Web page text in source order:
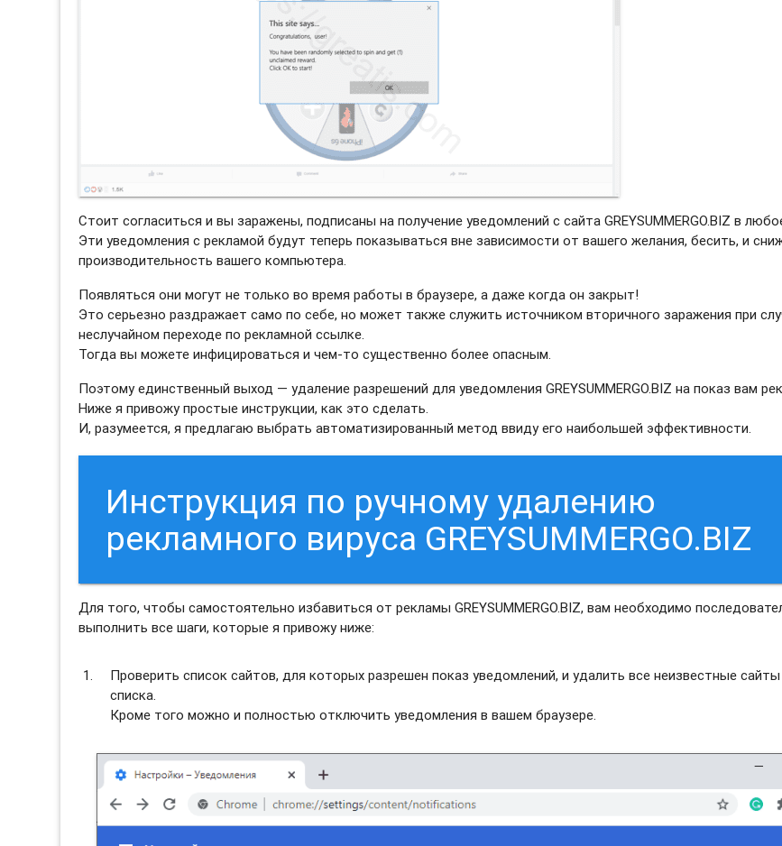
Стоит согласиться и вы заражены, подписаны на получение уведомлений с сайта GREYSUMMERGO.BIZ в
Эти уведомления с рекламой будут теперь показываться вне зависимости от вашего желания, бесить, и
производительность вашего компьютера.
Появляться они могут не только во время работы в браузере, а даже когда он закрыт!
Это серьезно раздражает само по себе, но может также служить источником вторичного заражения при
неслучайном переходе по рекламной ссылке.
Тогда вы можете инфицироваться и чем-то существенно более опасным.
Поэтому единственный выход — удаление разрешений для уведомления GREYSUMMERGO.BIZ на показ вам
Ниже я привожу простые инструкции, как это сделать.
И, разумеется, я предлагаю выбрать автоматизированный метод ввиду его наибольшей эффективности.
Инструкция по ручному удалению
рекламного вируса GREYSUMMERGO.BIZ
Для того, чтобы самостоятельно избавиться от рекламы GREYSUMMERGO.BIZ, вам необходимо
выполнить все шаги, которые я привожу ниже:
Проверить список сайтов, для которых разрешен показ уведомлений, и удалить все неизвестные сайты
списка.
Кроме того можно и полностью отключить уведомления в вашем браузере.